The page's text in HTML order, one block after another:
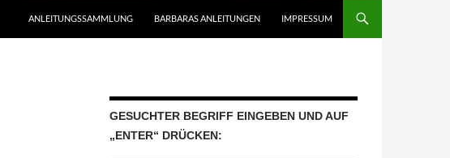
ANLEITUNGSSAMMLUNG BARBARAS ANLEITUNGEN IMPRESSUM
GESUCHTER BEGRIFF EINGEBEN UND AUF
„ENTER“ DRÜCKEN: